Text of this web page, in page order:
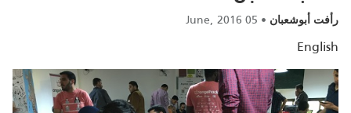
رأفت أبوشعبان •
05 June, 2016
English